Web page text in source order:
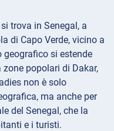
trova in Senegal, a
di Capo Verde, vicino a
geografico si estende
zone popolari di Dakar,
non è solo
ma anche per
del Senegal, che la
e i turisti.